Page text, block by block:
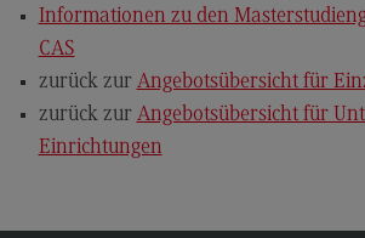
Informationen zu den
CAS
zurück zur Angebotsübersicht für
zurück zur Angebotsübersicht für
Einrichtungen